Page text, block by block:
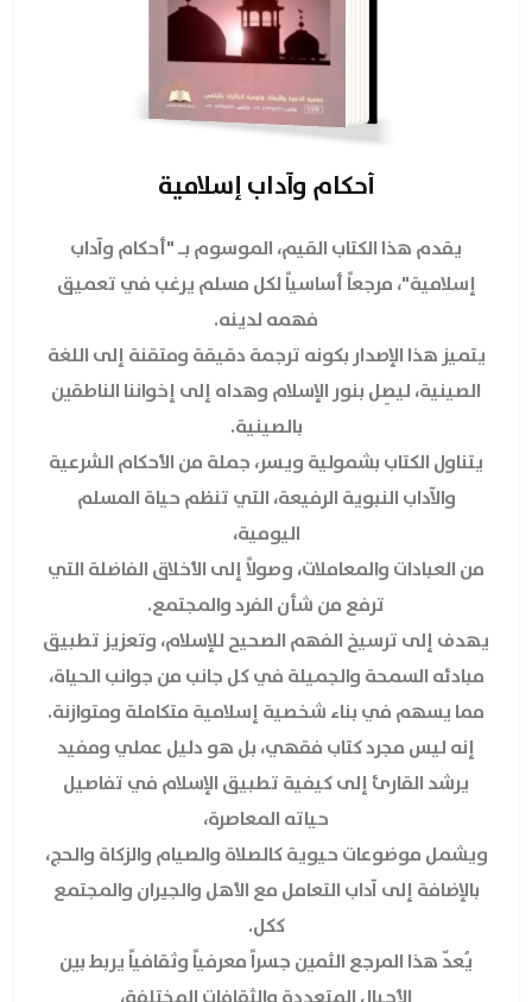
أحكام وآداب إسلامية
يقدم هذا الكتاب القيم، الموسوم بـ "أحكام وآداب
إسلامية"، مرجعاً أساسياً لكل مسلم يرغب في تعميق
فهمه لدينه.
يتميز هذا الإصدار بكونه ترجمة دقيقة ومتقنة إلى اللغة
الصينية، ليصِل بنور الإسلام وهداه إلى إخواننا الناطقين
بالصينية.
يتناول الكتاب بشمولية ويسر، جملة من الأحكام الشرعية
والآداب النبوية الرفيعة، التي تنظم حياة المسلم
اليومية،
من العبادات والمعاملات، وصولاً إلى الأخلاق الفاضلة التي
ترفع من شأن الفرد والمجتمع.
يهدف إلى ترسيخ الفهم الصحيح للإسلام، وتعزيز تطبيق
مبادئه السمحة والجميلة في كل جانب من جوانب الحياة،
مما يسهم في بناء شخصية إسلامية متكاملة ومتوازنة.
إنه ليس مجرد كتاب فقهي، بل هو دليل عملي ومفيد
يرشد القارئ إلى كيفية تطبيق الإسلام في تفاصيل
حياته المعاصرة،
ويشمل موضوعات حيوية كالصلاة والصيام والزكاة والحج،
بالإضافة إلى آداب التعامل مع الأهل والجيران والمجتمع
ككل.
يُعدّ هذا المرجع الثمين جسراً معرفياً وثقافياً يربط بين